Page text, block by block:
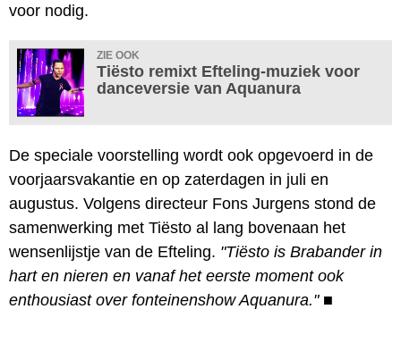
voor nodig.
ZIE OOK
Tiësto remixt Efteling-muziek voor
danceversie van Aquanura
De speciale voorstelling wordt ook opgevoerd in de
voorjaarsvakantie en op zaterdagen in juli en
augustus. Volgens directeur Fons Jurgens stond de
samenwerking met Tiësto al lang bovenaan het
wensenlijstje van de Efteling. "Tiësto is Brabander in
hart en nieren en vanaf het eerste moment ook
enthousiast over fonteinenshow Aquanura." ■